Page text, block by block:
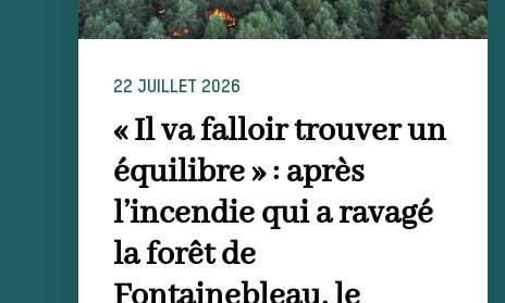
22 JUILLET 2026
« Il va falloir trouver un
équilibre » : après
l’incendie qui a ravagé
la forêt de